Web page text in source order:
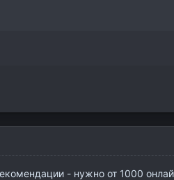
- нужно от 1000